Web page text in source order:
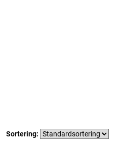
Sortering: